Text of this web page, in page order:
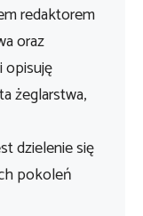
redaktorem
oraz
opisuję
żeglarstwa,
dzielenie się
pokoleń